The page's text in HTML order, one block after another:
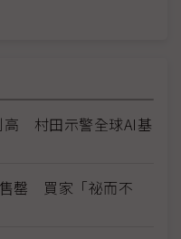
高 村田示警全球AI基
罄 買家「祕而不